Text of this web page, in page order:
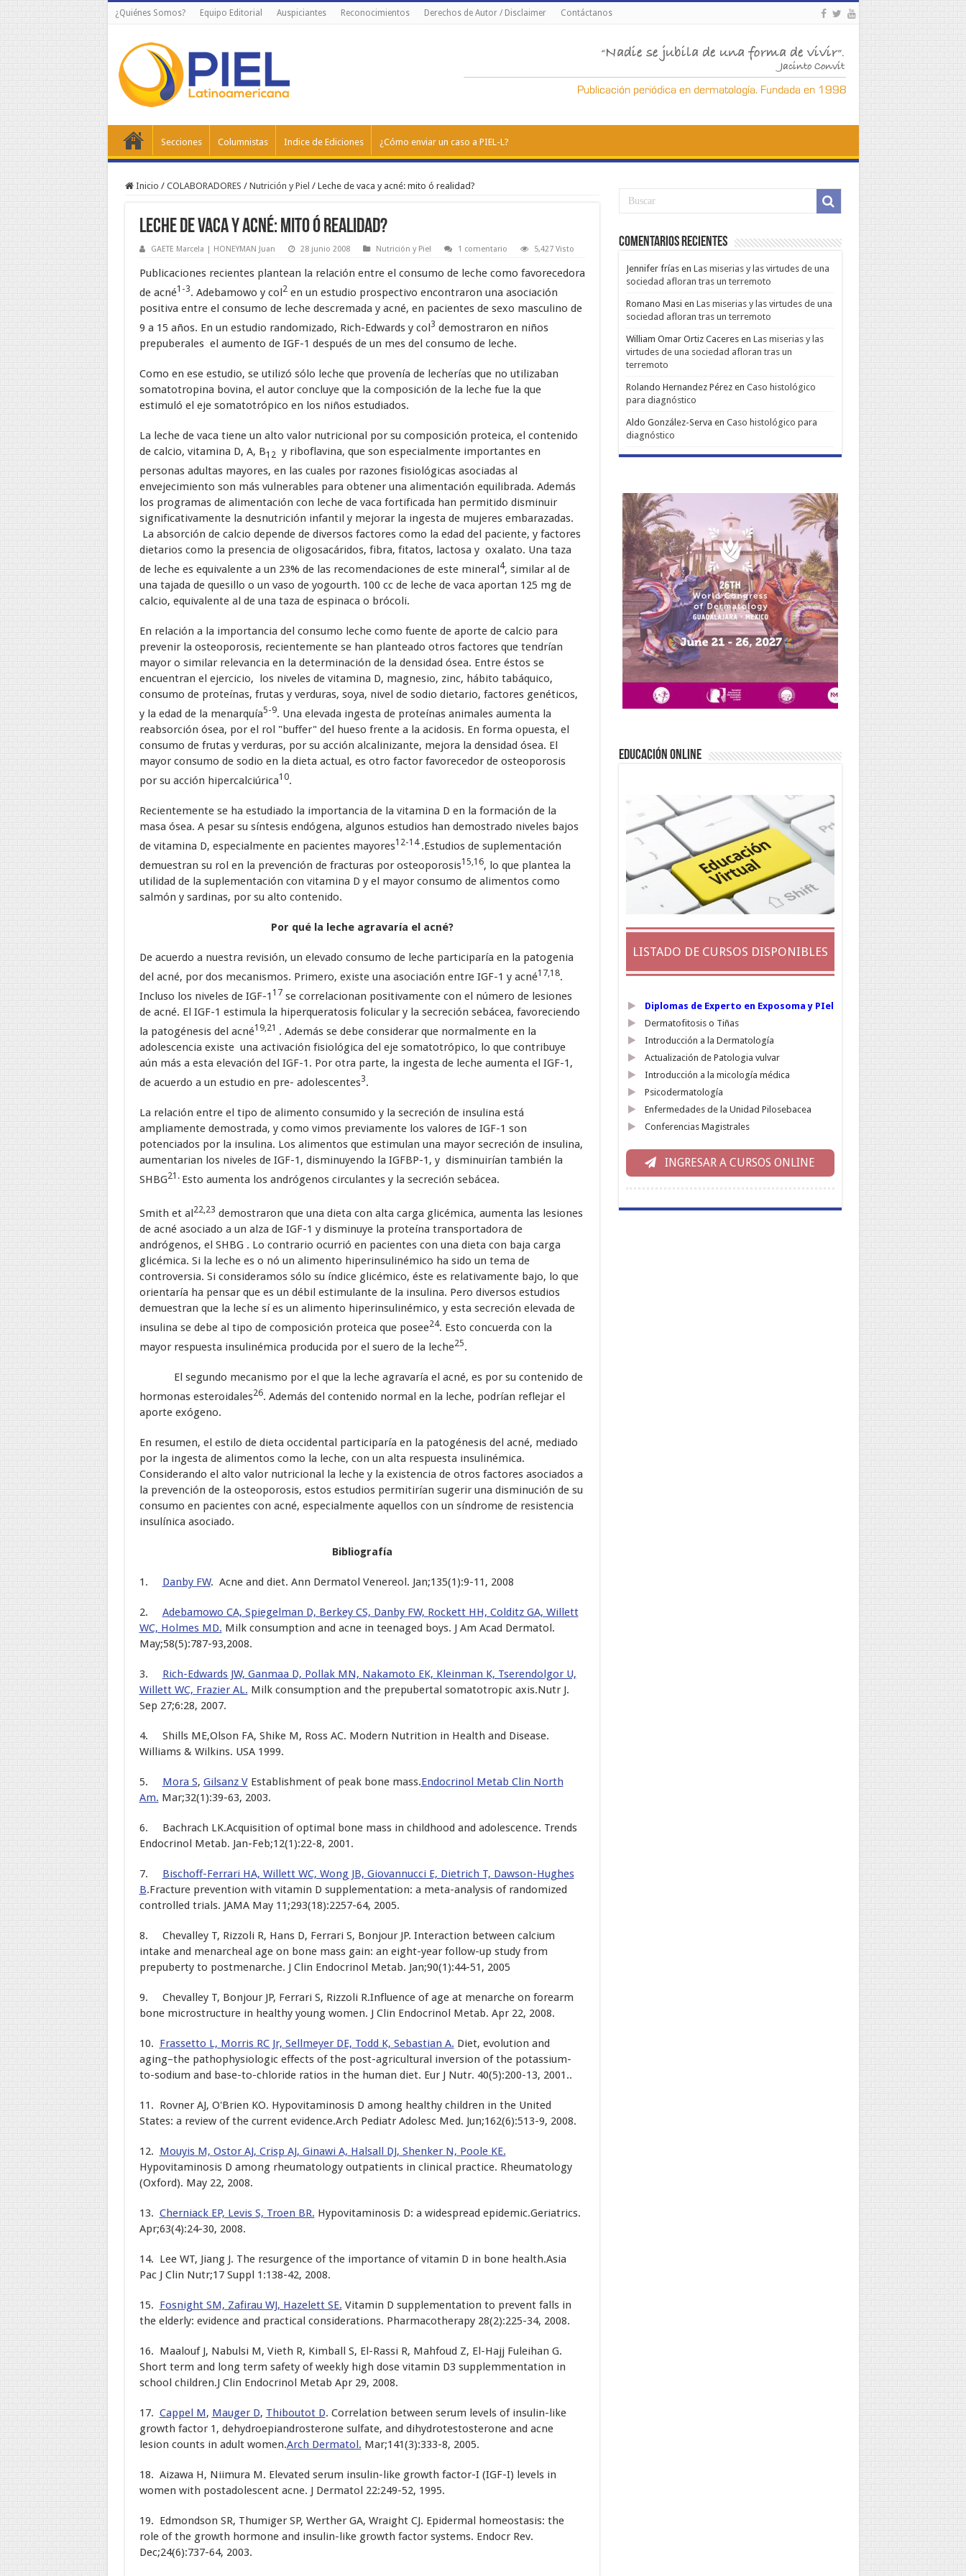
¿Quiénes Somos? Equipo Editorial Auspiciantes Reconocimientos Derechos de Autor / Disclaimer Contáctanos
Secciones Columnistas Indice de Ediciones ¿Cómo enviar un caso a PIEL-L?
Inicio / COLABORADORES / Nutrición y Piel / Leche de vaca y acné: mito ó realidad?
Leche de vaca y acné: mito ó realidad?
GAETE Marcela | HONEYMAN Juan 28 junio 2008 Nutrición y Piel 1 comentario 5,427 Visto
Publicaciones recientes plantean la relación entre el consumo de leche como favorecedora
de acné1-3. Adebamowo y col2en un estudio prospectivo encontraron una asociación
positiva entre el consumo de leche descremada y acné, en pacientes de sexo masculino de
9 a 15 años. En un estudio randomizado, Rich-Edwards y col3 demostraron en niños
prepuberales el aumento de IGF-1 después de un mes del consumo de leche.
Como en ese estudio, se utilizó sólo leche que provenía de lecherías que no utilizaban
somatotropina bovina, el autor concluye que la composición de la leche fue la que
estimuló el eje somatotrópico en los niños estudiados.
La leche de vaca tiene un alto valor nutricional por su composición proteica, el contenido
de calcio, vitamina D, A, B12 y riboflavina, que son especialmente importantes en
personas adultas mayores, en las cuales por razones fisiológicas asociadas al
envejecimiento son más vulnerables para obtener una alimentación equilibrada. Además
los programas de alimentación con leche de vaca fortificada han permitido disminuir
significativamente la desnutrición infantil y mejorar la ingesta de mujeres embarazadas.
La absorción de calcio depende de diversos factores como la edad del paciente, y factores
dietarios como la presencia de oligosacáridos, fibra, fitatos, lactosa y oxalato. Una taza
de leche es equivalente a un 23% de las recomendaciones de este mineral4, similar al de
una tajada de quesillo o un vaso de yogourth. 100 cc de leche de vaca aportan 125 mg de
calcio, equivalente al de una taza de espinaca o brócoli.
En relación a la importancia del consumo leche como fuente de aporte de calcio para
prevenir la osteoporosis, recientemente se han planteado otros factores que tendrían
mayor o similar relevancia en la determinación de la densidad ósea. Entre éstos se
encuentran el ejercicio, los niveles de vitamina D, magnesio, zinc, hábito tabáquico,
consumo de proteínas, frutas y verduras, soya, nivel de sodio dietario, factores genéticos,
y la edad de la menarquía5-9. Una elevada ingesta de proteínas animales aumenta la
reabsorción ósea, por el rol "buffer" del hueso frente a la acidosis. En forma opuesta, el
consumo de frutas y verduras, por su acción alcalinizante, mejora la densidad ósea. El
mayor consumo de sodio en la dieta actual, es otro factor favorecedor de osteoporosis
por su acción hipercalciúrica10.
Recientemente se ha estudiado la importancia de la vitamina D en la formación de la
masa ósea. A pesar su síntesis endógena, algunos estudios han demostrado niveles bajos
de vitamina D, especialmente en pacientes mayores12-14 .Estudios de suplementación
demuestran su rol en la prevención de fracturas por osteoporosis15,16, lo que plantea la
utilidad de la suplementación con vitamina D y el mayor consumo de alimentos como
salmón y sardinas, por su alto contenido.
Por qué la leche agravaría el acné?
De acuerdo a nuestra revisión, un elevado consumo de leche participaría en la patogenia
del acné, por dos mecanismos. Primero, existe una asociación entre IGF-1 y acné17,18.
Incluso los niveles de IGF-1 17 se correlacionan positivamente con el número de lesiones
de acné. El IGF-1 estimula la hiperqueratosis folicular y la secreción sebácea, favoreciendo
la patogénesis del acné19,21 . Además se debe considerar que normalmente en la
adolescencia existe una activación fisiológica del eje somatotrópico, lo que contribuye
aún más a esta elevación del IGF-1. Por otra parte, la ingesta de leche aumenta el IGF-1,
de acuerdo a un estudio en pre- adolescentes3.
La relación entre el tipo de alimento consumido y la secreción de insulina está
ampliamente demostrada, y como vimos previamente los valores de IGF-1 son
potenciados por la insulina. Los alimentos que estimulan una mayor secreción de insulina,
aumentarian los niveles de IGF-1, disminuyendo la IGFBP-1, y disminuirían también la
SHBG21. Esto aumenta los andrógenos circulantes y la secreción sebácea.
Smith et al22,23 demostraron que una dieta con alta carga glicémica, aumenta las lesiones
de acné asociado a un alza de IGF-1 y disminuye la proteína transportadora de
andrógenos, el SHBG . Lo contrario ocurrió en pacientes con una dieta con baja carga
glicémica. Si la leche es o nó un alimento hiperinsulinémico ha sido un tema de
controversia. Si consideramos sólo su índice glicémico, éste es relativamente bajo, lo que
orientaría ha pensar que es un débil estimulante de la insulina. Pero diversos estudios
demuestran que la leche sí es un alimento hiperinsulinémico, y esta secreción elevada de
insulina se debe al tipo de composición proteica que posee24. Esto concuerda con la
mayor respuesta insulinémica producida por el suero de la leche25.
El segundo mecanismo por el que la leche agravaría el acné, es por su contenido de
hormonas esteroidales26. Además del contenido normal en la leche, podrían reflejar el
aporte exógeno.
En resumen, el estilo de dieta occidental participaría en la patogénesis del acné, mediado
por la ingesta de alimentos como la leche, con un alta respuesta insulinémica.
Considerando el alto valor nutricional la leche y la existencia de otros factores asociados a
la prevención de la osteoporosis, estos estudios permitirían sugerir una disminución de su
consumo en pacientes con acné, especialmente aquellos con un síndrome de resistencia
insulínica asociado.
Bibliografía
1. Danby FW. Acne and diet. Ann Dermatol Venereol. Jan;135(1):9-11, 2008
2. Adebamowo CA, Spiegelman D, Berkey CS, Danby FW, Rockett HH, Colditz GA, Willett
WC, Holmes MD. Milk consumption and acne in teenaged boys. J Am Acad Dermatol.
May;58(5):787-93,2008.
3. Rich-Edwards JW, Ganmaa D, Pollak MN, Nakamoto EK, Kleinman K, Tserendolgor U,
Willett WC, Frazier AL. Milk consumption and the prepubertal somatotropic axis.Nutr J.
Sep 27;6:28, 2007.
4. Shills ME,Olson FA, Shike M, Ross AC. Modern Nutrition in Health and Disease.
Williams & Wilkins. USA 1999.
5. Mora S, Gilsanz VEstablishment of peak bone mass.Endocrinol Metab Clin North
Am. Mar;32(1):39-63, 2003.
6. Bachrach LK.Acquisition of optimal bone mass in childhood and adolescence. Trends
Endocrinol Metab. Jan-Feb;12(1):22-8, 2001.
7. Bischoff-Ferrari HA, Willett WC, Wong JB, Giovannucci E, Dietrich T, Dawson-Hughes
B.Fracture prevention with vitamin D supplementation: a meta-analysis of randomized
controlled trials. JAMA May 11;293(18):2257-64, 2005.
8. Chevalley T, Rizzoli R, Hans D, Ferrari S, Bonjour JP. Interaction between calcium
intake and menarcheal age on bone mass gain: an eight-year follow-up study from
prepuberty to postmenarche. J Clin Endocrinol Metab. Jan;90(1):44-51, 2005
9. Chevalley T, Bonjour JP, Ferrari S, Rizzoli R.Influence of age at menarche on forearm
bone microstructure in healthy young women. J Clin Endocrinol Metab. Apr 22, 2008.
10. Frassetto L, Morris RC Jr, Sellmeyer DE, Todd K, Sebastian A. Diet, evolution and
aging–the pathophysiologic effects of the post-agricultural inversion of the potassium-
to-sodium and base-to-chloride ratios in the human diet. Eur J Nutr. 40(5):200-13, 2001..
11. Rovner AJ, O'Brien KO. Hypovitaminosis D among healthy children in the United
States: a review of the current evidence.Arch Pediatr Adolesc Med. Jun;162(6):513-9, 2008.
12. Mouyis M, Ostor AJ, Crisp AJ, Ginawi A, Halsall DJ, Shenker N, Poole KE.
Hypovitaminosis D among rheumatology outpatients in clinical practice. Rheumatology
(Oxford). May 22, 2008.
13. Cherniack EP, Levis S, Troen BR. Hypovitaminosis D: a widespread epidemic.Geriatrics.
Apr;63(4):24-30, 2008.
14. Lee WT, Jiang J. The resurgence of the importance of vitamin D in bone health.Asia
Pac J Clin Nutr;17 Suppl 1:138-42, 2008.
15. Fosnight SM, Zafirau WJ, Hazelett SE. Vitamin D supplementation to prevent falls in
the elderly: evidence and practical considerations. Pharmacotherapy 28(2):225-34, 2008.
16. Maalouf J, Nabulsi M, Vieth R, Kimball S, El-Rassi R, Mahfoud Z, El-Hajj Fuleihan G.
Short term and long term safety of weekly high dose vitamin D3 supplemmentation in
school children.J Clin Endocrinol Metab Apr 29, 2008.
17. Cappel M, Mauger D, Thiboutot D. Correlation between serum levels of insulin-like
growth factor 1, dehydroepiandrosterone sulfate, and dihydrotestosterone and acne
lesion counts in adult women.Arch Dermatol. Mar;141(3):333-8, 2005.
18. Aizawa H, Niimura M. Elevated serum insulin-like growth factor-I (IGF-I) levels in
women with postadolescent acne. J Dermatol 22:249-52, 1995.
19. Edmondson SR, Thumiger SP, Werther GA, Wraight CJ. Epidermal homeostasis: the
role of the growth hormone and insulin-like growth factor systems. Endocr Rev.
Dec;24(6):737-64, 2003.
Comentarios Recientes
Jennifer fríasen Las miserias y las virtudes de una
sociedad afloran tras un terremoto
Romano Masi en Las miserias y las virtudes de una
sociedad afloran tras un terremoto
William Omar Ortiz Caceresen Las miserias y las
virtudes de una sociedad afloran tras un
terremoto
Rolando Hernandez Pérezen Caso histológico
para diagnóstico
Aldo González-Serva en Caso histológico para
diagnóstico
EDUCACIÓN ONLINE
LISTADO DE CURSOS DISPONIBLES
Diplomas de Experto en Exposoma y PIel
Dermatofitosis o Tiñas
Introducción a la Dermatología
Actualización de Patologia vulvar
Introducción a la micología médica
Psicodermatología
Enfermedades de la Unidad Pilosebacea
Conferencias Magistrales
INGRESAR A CURSOS ONLINE